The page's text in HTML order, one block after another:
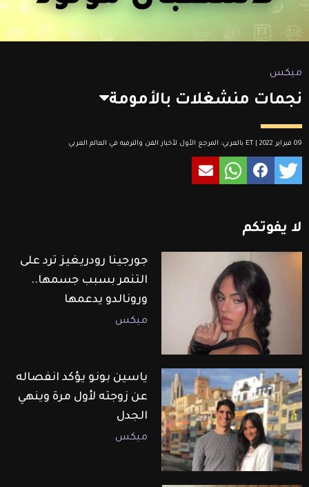
ميكس
نجمات منشغلات بالأمومة
09 فبراير 2022 | ET بالعربي: المرجع الأول لأخبار الفن والترفيه في العالم العربي
لا يفوتكم
جورجينا رودريغيز ترد على
التنمر بسبب جسمها..
ورونالدو يدعمها
ميكس
ياسين بونو يؤكد انفصاله
عن زوجته لأول مرة وينهي
الجدل
ميكس